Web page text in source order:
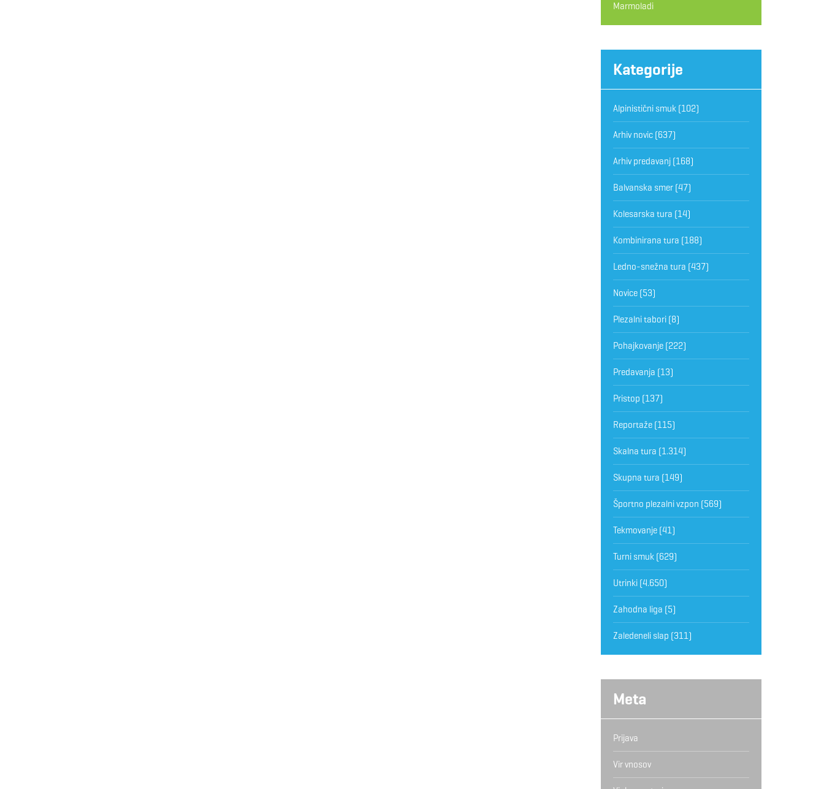
Marmoladi
Kategorije
Alpinistični smuk(102)
Arhiv novic(637)
Arhiv predavanj(168)
Balvanska smer(47)
Kolesarska tura (14)
Kombinirana tura (188)
Ledno-snežna tura (437)
Novice(53)
Plezalni tabori(8)
Pohajkovanje(222)
Predavanja (13)
Pristop (137)
Reportaže(115)
Skalna tura (1.314)
Skupna tura (149)
Športno plezalni vzpon (569)
Tekmovanje(41)
Turni smuk(629)
Utrinki(4.650)
Zahodna liga (5)
Zaledeneli slap (311)
Meta
Prijava
Vir vnosov